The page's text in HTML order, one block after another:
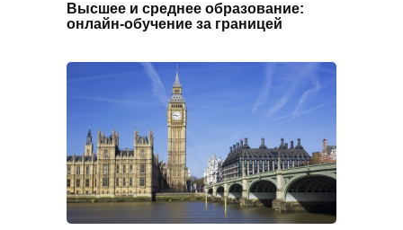
Высшее и среднее образование:
онлайн-обучение за границей